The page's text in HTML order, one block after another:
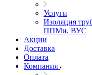
Услуги
Изоляция
ППМи, ВУС
Акции
Доставка
Оплата
Компания